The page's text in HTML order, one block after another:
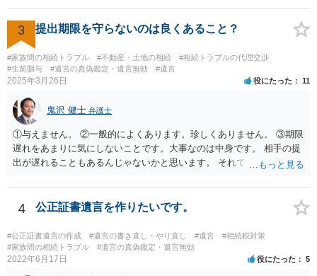
「廃除」は遺言でも可能です（民法８９３条）。 弁護士に具体的な事
情を話して相談して、「廃除」が可能か、実際に法律相談を受けるこ
とをお勧めします。
3 提出期限を守らないのは良くあること？
#家族間の相続トラブル #不動産・土地の相続
#相続トラブルの代理交渉
#生前贈与
#遺言の真偽鑑定・遺言無効 #遺言
2025年3月26日 役にたった 11
鬼沢 健士 弁護士
①与えません。 ②一般的によくあります。珍しくありません。 ③期限
遅れをあまりに気にしないことです。大事なのは中身です。 相手の提
出が遅れることもあるんじゃないかと思います。 それでもあなた有利
4 公正証書遺言を作りたいです。
#公正証書遺言の作成 #遺言の書き直し・やり直し #遺言
#相続税対策
#家族間の相続トラブル
#遺言の真偽鑑定・遺言無効
2022年6月17日 役にたった 5